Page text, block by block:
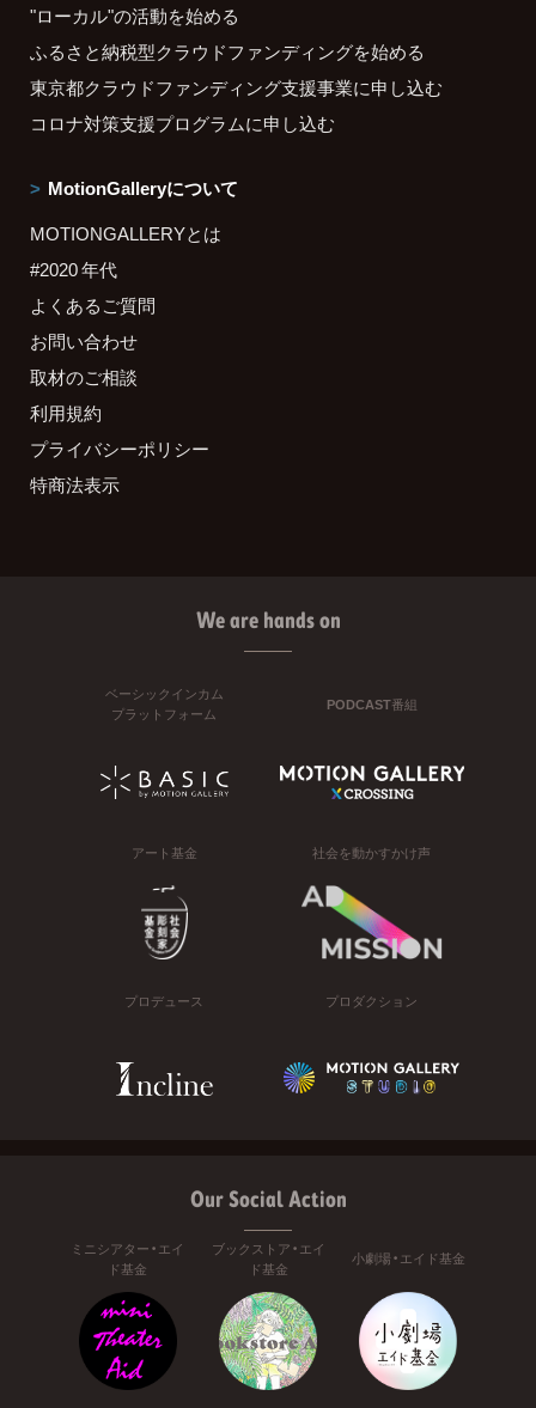
"ローカル"の活動を始める
ふるさと納税型クラウドファンディングを始める
東京都クラウドファンディング支援事業に申し込む
コロナ対策支援プログラムに申し込む
MotionGalleryについて
MOTIONGALLERYとは
#2020 年代
よくあるご質問
お問い合わせ
取材のご相談
利用規約
プライバシーポリシー
特商法表示
We are hands on
ベーシックインカム
プラットフォーム
PODCAST番組
アート基金 社会を動かすかけ声
プロデュース プロダクション
Our Social Action
ミニシアター・エイ
ド基金
ブックストア・エイ
ド基金
小劇場・エイド基金